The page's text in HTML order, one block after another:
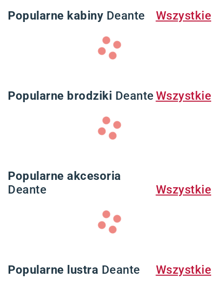
Popularne kabiny Deante Wszystkie
Popularne brodziki DeanteWszystkie
Popularne akcesoria
Deante
Wszystkie
Popularne lustra Deante Wszystkie